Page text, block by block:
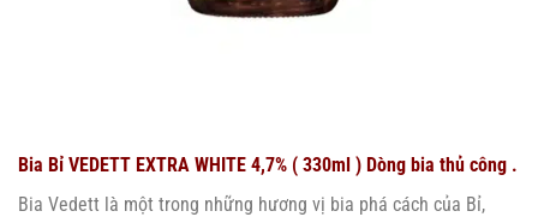
Bia Bỉ VEDETT EXTRA WHITE 4,7% ( 330ml ) Dòng bia thủ công .
Bia Vedett là một trong những hương vị bia phá cách của Bỉ,